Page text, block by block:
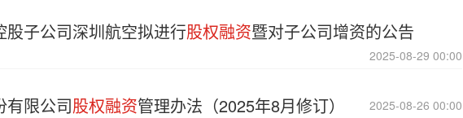
子公司深圳航空拟进行股权融资暨对子公司增资的公告
2025-08-29 00:00
有限公司股权融资管理办法（2025年8月修订） 2025-08-26 00:00